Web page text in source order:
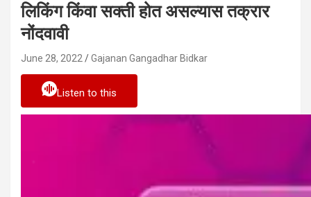
लिकिंग किंवा सक्ती होत असल्यास तक्रार
नोंदवावी
June 28, 2022 Gajanan Gangadhar Bidkar
Listen to this